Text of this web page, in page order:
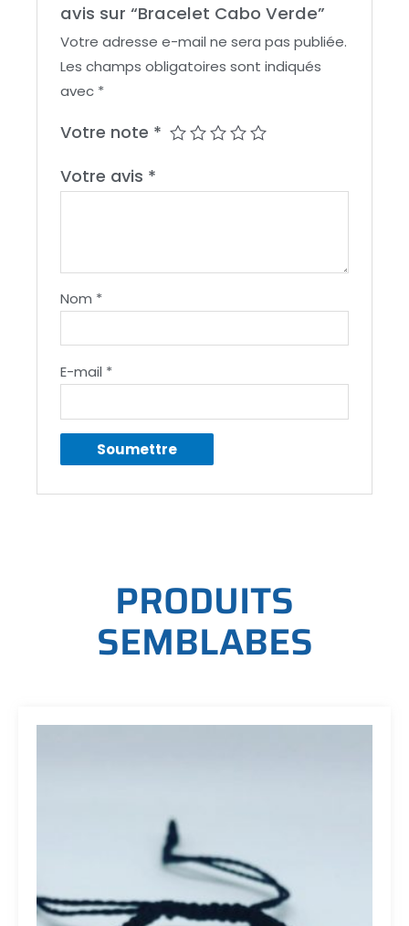
avis sur “Bracelet Cabo Verde”
Votre adresse e-mail ne sera pas publiée.
Les champs obligatoires sont indiqués
avec *
Votre note *
Votre avis *
Nom *
E-mail *
PRODUITS
SEMBLABES